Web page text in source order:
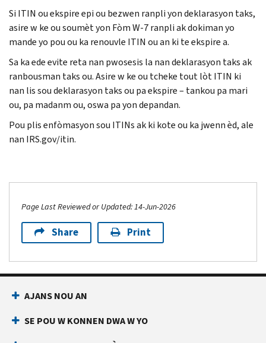
Si ITIN ou ekspire epi ou bezwen ranpli yon deklarasyon taks,
asire w ke ou soumèt yon Fòm W-7 ranpli ak dokiman yo
mande yo pou ou ka renouvle ITIN ou an ki te ekspire a.
Sa ka ede evite reta nan pwosesis la nan deklarasyon taks ak
ranbousman taks ou. Asire w ke ou tcheke tout lòt ITIN ki
nan lis sou deklarasyon taks ou pa ekspire – tankou pa mari
ou, pa madanm ou, oswa pa yon depandan.
Pou plis enfòmasyon sou ITINs ak ki kote ou ka jwenn èd, ale
nan IRS.gov/itin.
Page Last Reviewed or Updated: 14-Jun-2026
Share Print
AJANS NOU AN
SE POU W KONNEN DWA W YO